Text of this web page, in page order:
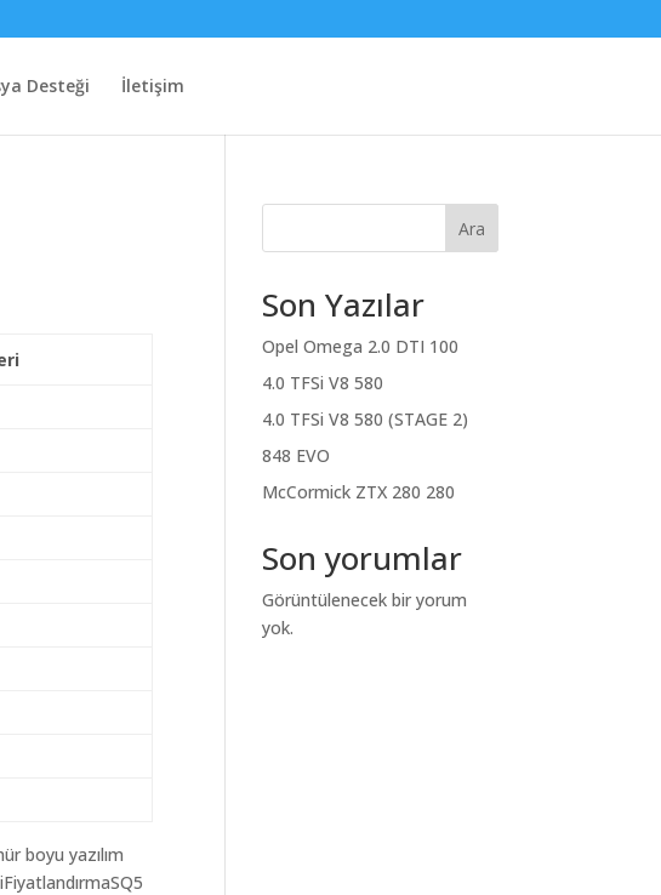
Desteği İletişim
boyu yazılım
Ara
Son Yazılar
Opel Omega 2.0 DTI 100
4.0 TFSi V8 580
4.0 TFSi V8 580 (STAGE 2)
848 EVO
McCormick ZTX 280 280
Son yorumlar
Görüntülenecek bir yorum
yok.